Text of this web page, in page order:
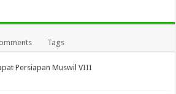
Tags
Persiapan Muswil VIII